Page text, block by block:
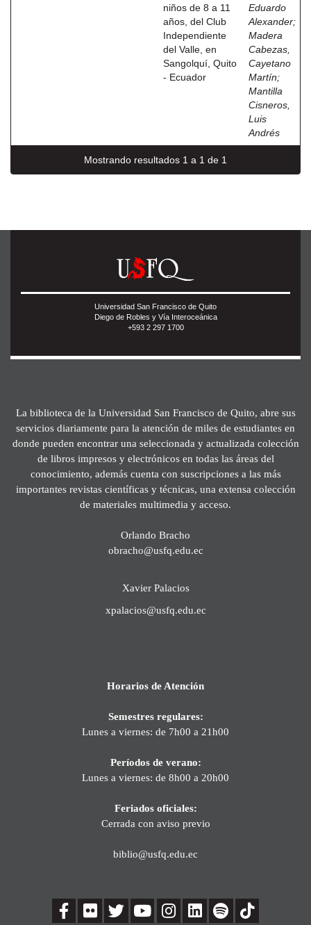
niños de 8 a 11
años, del Club
Independiente
del Valle, en
Sangolquí, Quito
- Ecuador
Eduardo
Alexander;
Madera
Cabezas,
Cayetano
Martín;
Mantilla
Cisneros,
Luis
Andrés
Mostrando resultados 1 a 1 de 1
Universidad San Francisco de Quito
Diego de Robles y Vía Interoceánica
+593 2 297 1700
La biblioteca de la Universidad San Francisco de Quito, abre sus
servicios diariamente para la atención de miles de estudiantes en
donde pueden encontrar una seleccionada y actualizada colección
de libros impresos y electrónicos en todas las áreas del
conocimiento, además cuenta con suscripciones a las más
importantes revistas científicas y técnicas, una extensa colección
de materiales multimedia y acceso.
Orlando Bracho
obracho@usfq.edu.ec
Xavier Palacios
xpalacios@usfq.edu.ec
Horarios de Atención
Semestres regulares:
Lunes a viernes: de 7h00 a 21h00
Períodos de verano:
Lunes a viernes: de 8h00 a 20h00
Feriados oficiales:
Cerrada con aviso previo
biblio@usfq.edu.ec